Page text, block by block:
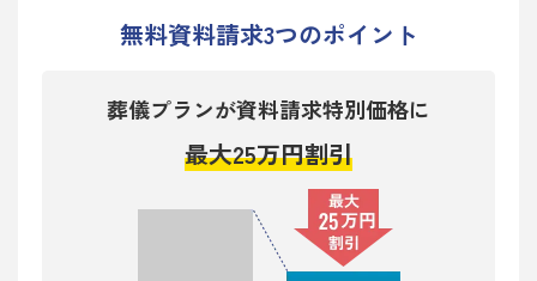
無料資料請求3つのポイント
葬儀プランが資料請求特別価格に
最大25万円割引